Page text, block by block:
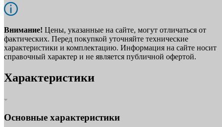
Внимание! Цены, указанные на сайте, могут отличаться от
фактических. Перед покупкой уточняйте технические
характеристики и комплектацию. Информация на сайте носит
справочный характер и не является публичной офертой.
Характеристики
Основные характеристики